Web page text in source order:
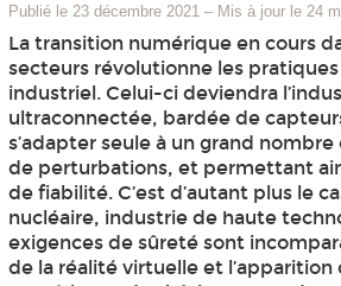
Publié le 23 décembre 2021 – Mis à jour le 24
La transition numérique en cours
secteurs révolutionne les
industriel. Celui-ci deviendra
ultraconnectée, bardée de
s’adapter seule à un grand
de perturbations, et permettant
de fiabilité. C’est d’autant plus le
nucléaire, industrie de haute
exigences de sûreté sont
de la réalité virtuelle et